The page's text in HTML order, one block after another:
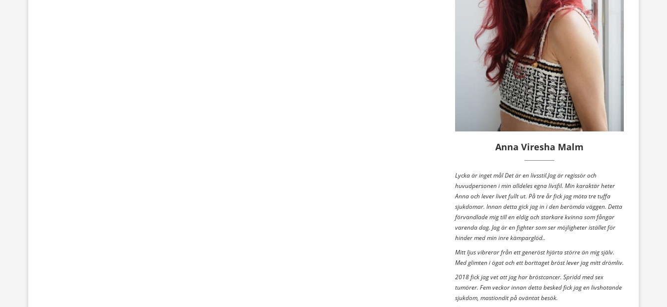
Anna Viresha Malm
Lycka är inget mål Det är en livsstil.Jag är regissör och
huvudpersonen i min alldeles egna livsfil. Min karaktär heter
Anna och lever livet fullt ut. På tre år fick jag möta tre tuffa
sjukdomar. Innan detta gick jag in i den berömda väggen. Detta
förvandlade mig till en eldig och starkare kvinna som fångar
varenda dag. Jag är en fighter som ser möjligheter istället för
hinder med min inre kämparglöd..
Mitt ljus vibrerar från ett generöst hjärta större än mig själv.
Med glimten i ögat och ett borttaget bröst lever jag mitt drömliv.
2018 fick jag vet att jag har bröstcancer. Spridd med sex
tumörer. Fem veckor innan detta besked fick jag en livshotande
sjukdom, mastiondit på oväntat besök.